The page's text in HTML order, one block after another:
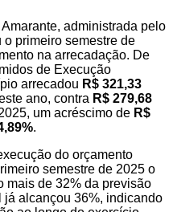
administrada pelo
primeiro semestre de
na arrecadação. De
de Execução
arrecadou R$ 321,33
ano, contra R$ 279,68
um acréscimo de R$
.
do orçamento
semestre de 2025 o
mais de 32% da previsão
alcançou 36%, indicando